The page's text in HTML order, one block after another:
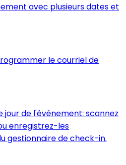
avec plusieurs dates et
le courriel de
jour de l'événement: scannez
enregistrez-les
gestionnaire de check-in.